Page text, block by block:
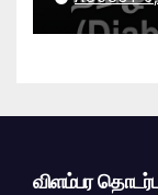
விளம்பர